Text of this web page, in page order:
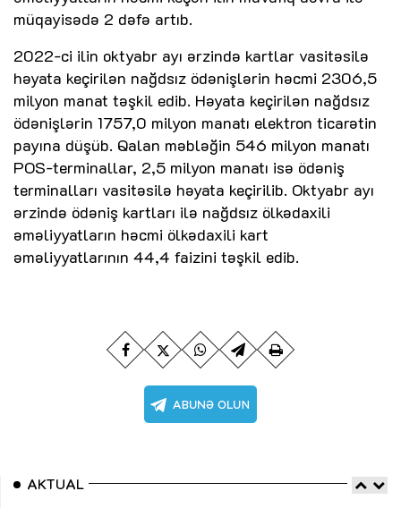
müqayisədə 2 dəfə artıb.
2022-ci ilin oktyabr ayı ərzində kartlar vasitəsilə
həyata keçirilən nağdsız ödənişlərin həcmi 2306,5
milyon manat təşkil edib. Həyata keçirilən nağdsız
ödənişlərin 1757,0 milyon manatı elektron ticarətin
payına düşüb. Qalan məbləğin 546 milyon manatı
POS-terminallar, 2,5 milyon manatı isə ödəniş
terminalları vasitəsilə həyata keçirilib. Oktyabr ayı
ərzində ödəniş kartları ilə nağdsız ölkədaxili
əməliyyatların həcmi ölkədaxili kart
əməliyyatlarının 44,4 faizini təşkil edib.
AKTUAL